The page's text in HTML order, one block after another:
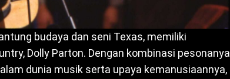
budaya dan seni Texas, memiliki
Dolly Parton. Dengan kombinasi pesonanya
dunia musik serta upaya kemanusiaannya,